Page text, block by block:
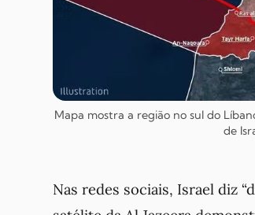
Mapa mostra a região no sul do
de
Nas redes sociais, Israel diz